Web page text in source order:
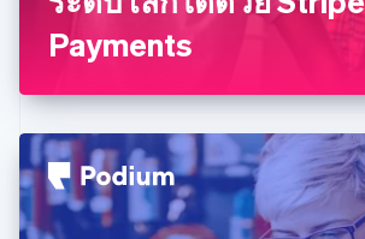
Payments
บัลแกเรีย
English
เบลเยียม
โปรตุเกส
PortuguêsEnglish
โปแลนด์
English
ฝรั่งเศส
Français English